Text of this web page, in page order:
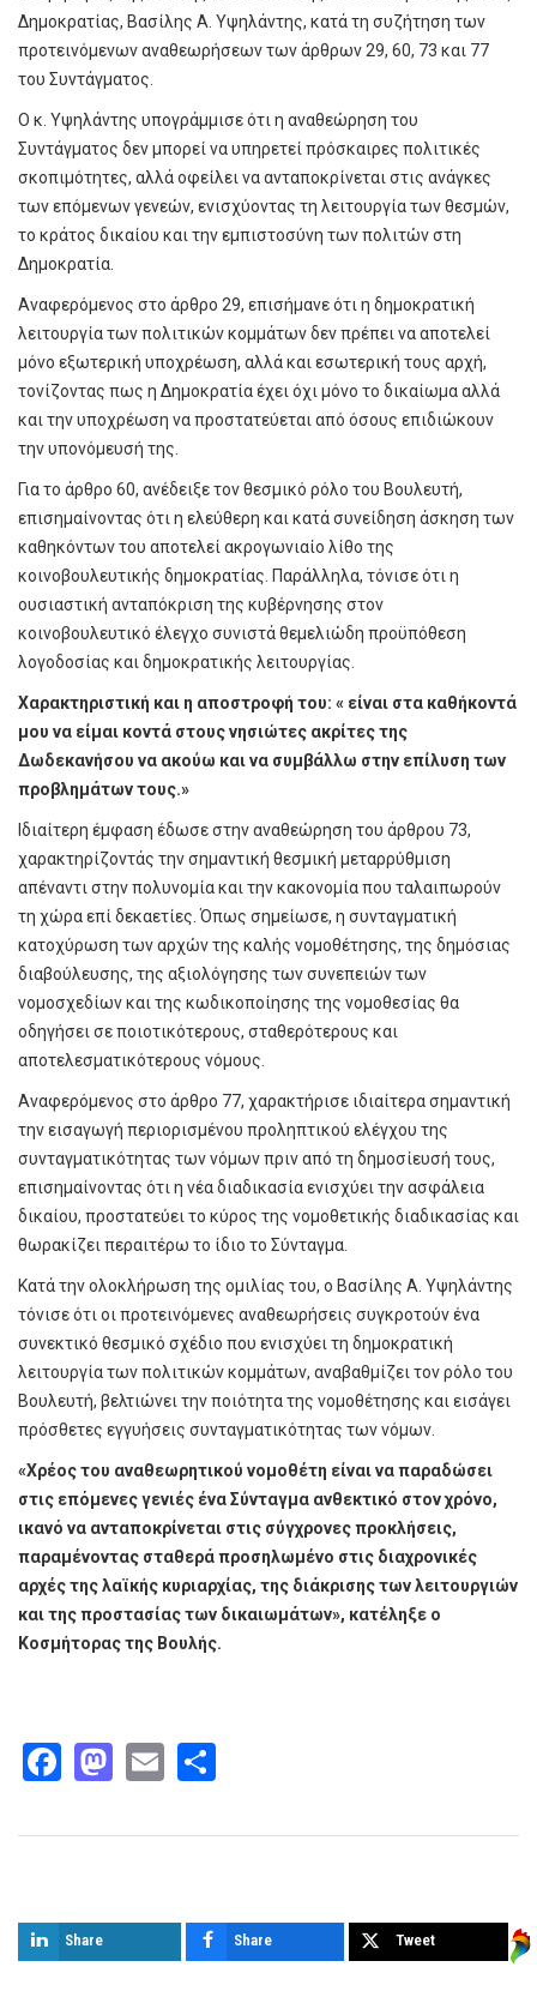
Δημοκρατίας, Βασίλης Α. Υψηλάντης, κατά τη συζήτηση των
προτεινόμενων αναθεωρήσεων των άρθρων 29, 60, 73 και 77
του Συντάγματος.
Ο κ. Υψηλάντης υπογράμμισε ότι η αναθεώρηση του
Συντάγματος δεν μπορεί να υπηρετεί πρόσκαιρες πολιτικές
σκοπιμότητες, αλλά οφείλει να ανταποκρίνεται στις ανάγκες
των επόμενων γενεών, ενισχύοντας τη λειτουργία των θεσμών,
το κράτος δικαίου και την εμπιστοσύνη των πολιτών στη
Δημοκρατία.
Αναφερόμενος στο άρθρο 29, επισήμανε ότι η δημοκρατική
λειτουργία των πολιτικών κομμάτων δεν πρέπει να αποτελεί
μόνο εξωτερική υποχρέωση, αλλά και εσωτερική τους αρχή,
τονίζοντας πως η Δημοκρατία έχει όχι μόνο το δικαίωμα αλλά
και την υποχρέωση να προστατεύεται από όσους επιδιώκουν
την υπονόμευσή της.
Για το άρθρο 60, ανέδειξε τον θεσμικό ρόλο του Βουλευτή,
επισημαίνοντας ότι η ελεύθερη και κατά συνείδηση άσκηση των
καθηκόντων του αποτελεί ακρογωνιαίο λίθο της
κοινοβουλευτικής δημοκρατίας. Παράλληλα, τόνισε ότι η
ουσιαστική ανταπόκριση της κυβέρνησης στον
κοινοβουλευτικό έλεγχο συνιστά θεμελιώδη προϋπόθεση
λογοδοσίας και δημοκρατικής λειτουργίας.
Χαρακτηριστική και η αποστροφή του: « είναι στα καθήκοντά
μου να είμαι κοντά στους νησιώτες ακρίτες της
Δωδεκανήσου να ακούω και να συμβάλλω στην επίλυση των
προβλημάτων τους.»
Ιδιαίτερη έμφαση έδωσε στην αναθεώρηση του άρθρου 73,
χαρακτηρίζοντάς την σημαντική θεσμική μεταρρύθμιση
απέναντι στην πολυνομία και την κακονομία που ταλαιπωρούν
τη χώρα επί δεκαετίες. Όπως σημείωσε, η συνταγματική
κατοχύρωση των αρχών της καλής νομοθέτησης, της δημόσιας
διαβούλευσης, της αξιολόγησης των συνεπειών των
νομοσχεδίων και της κωδικοποίησης της νομοθεσίας θα
οδηγήσει σε ποιοτικότερους, σταθερότερους και
αποτελεσματικότερους νόμους.
Αναφερόμενος στο άρθρο 77, χαρακτήρισε ιδιαίτερα σημαντική
την εισαγωγή περιορισμένου προληπτικού ελέγχου της
συνταγματικότητας των νόμων πριν από τη δημοσίευσή τους,
επισημαίνοντας ότι η νέα διαδικασία ενισχύει την ασφάλεια
δικαίου, προστατεύει το κύρος της νομοθετικής διαδικασίας και
θωρακίζει περαιτέρω το ίδιο το Σύνταγμα.
Κατά την ολοκλήρωση της ομιλίας του, ο Βασίλης Α. Υψηλάντης
τόνισε ότι οι προτεινόμενες αναθεωρήσεις συγκροτούν ένα
συνεκτικό θεσμικό σχέδιο που ενισχύει τη δημοκρατική
λειτουργία των πολιτικών κομμάτων, αναβαθμίζει τον ρόλο του
Βουλευτή, βελτιώνει την ποιότητα της νομοθέτησης και εισάγει
πρόσθετες εγγυήσεις συνταγματικότητας των νόμων.
«Χρέος του αναθεωρητικού νομοθέτη είναι να παραδώσει
στις επόμενες γενιές ένα Σύνταγμα ανθεκτικό στον χρόνο,
ικανό να ανταποκρίνεται στις σύγχρονες προκλήσεις,
παραμένοντας σταθερά προσηλωμένο στις διαχρονικές
αρχές της λαϊκής κυριαρχίας, της διάκρισης των λειτουργιών
και της προστασίας των δικαιωμάτων», κατέληξε ο
Κοσμήτορας της Βουλής.
Facebook
Mastodon
Email
Share Share Tweet